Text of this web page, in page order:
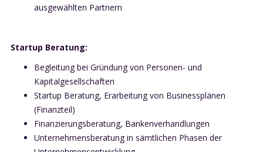
ausgewählten Partnern
Startup Beratung:
Begleitung bei Gründung von Personen- und
Kapitalgesellschaften
Startup Beratung, Erarbeitung von Businessplänen
(Finanzteil)
Finanzierungsberatung, Bankenverhandlungen
Unternehmensberatung in sämtlichen Phasen der